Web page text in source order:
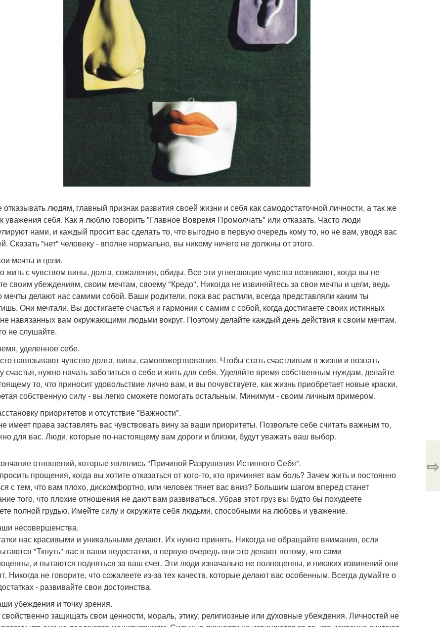
людям, главный признак развития своей жизни и себя как самодостаточной личности, а так же
уважения себя. Как я люблю говорить "Главное Вовремя Промолчать" или отказать. Часто люди
нами, и каждый просит вас сделать то, что выгодно в первую очередь кому то, но не вам, уводя вас
Сказать "нет" человеку - вполне нормально, вы никому ничего не должны от этого.
мечты и цели.
жить с чувством вины, долга, сожаления, обиды. Все эти угнетающие чувства возникают, когда вы не
своим убеждениям, своим мечтам, своему "Кредо". Никогда не извиняйтесь за свои мечты и цели, ведь
мечты делают нас самими собой. Ваши родители, пока вас растили, всегда представляли каким ты
Они мечтали. Вы достигаете счастья и гармонии с самим с собой, когда достигаете своих истинных
навязанных вам окружающими людьми вокруг. Поэтому делайте каждый день действия к своим мечтам.
не слушайте.
уделенное себе.
навязывают чувство долга, вины, самопожертвования. Чтобы стать счастливым в жизни и познать
счастья, нужно начать заботиться о себе и жить для себя. Уделяйте время собственным нуждам, делайте
то, что приносит удовольствие лично вам, и вы почувствуете, как жизнь приобретает новые краски,
собственную силу - вы легко сможете помогать остальным. Минимум - своим личным примером.
приоритетов и отсутствие "Важности".
имеет права заставлять вас чувствовать вину за ваши приоритеты. Позвольте себе считать важным то,
для вас. Люди, которые по-настоящему вам дороги и близки, будут уважать ваш выбор.
отношений, которые являлись "Причиной Разрушения Истинного Себя".
прощения, когда вы хотите отказаться от кого-то, кто причиняет вам боль? Зачем жить и постоянно
с тем, что вам плохо, дискомфортно, или человек тянет вас вниз? Большим шагом вперед станет
того, что плохие отношения не дают вам развиваться. Убрав этот груз вы будто бы похудеете
полной грудью. Имейте силу и окружите себя людьми, способными на любовь и уважение.
несовершенства.
нас красивыми и уникальными делают. Их нужно принять. Никогда не обращайте внимания, если
"Ткнуть" вас в ваши недостатки, в первую очередь они это делают потому, что сами
и пытаются подняться за ваш счет. Эти люди изначально не полноценны, и никаких извинений они
Никогда не говорите, что сожалеете из-за тех качеств, которые делают вас особенным. Всегда думайте о
- развивайте свои достоинства.
убеждения и точку зрения.
защищать свои ценности, мораль, этику, религиозные или духовные убеждения. Личностей не
⇨